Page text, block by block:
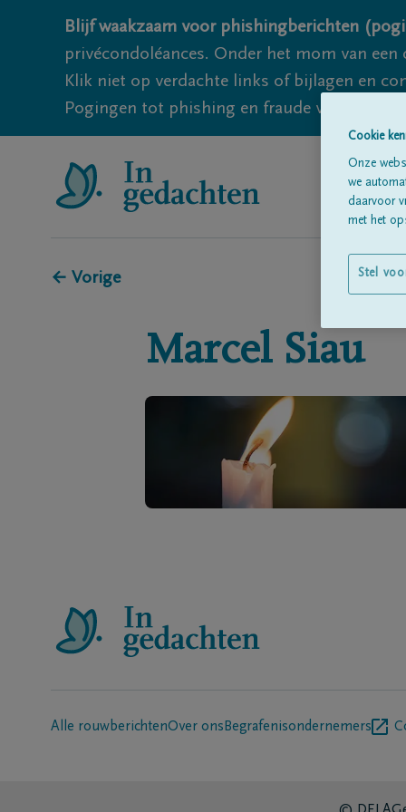
Blijf waakzaam voor phishingberichten
privécondoléances. Onder het mom van
Klik niet op verdachte links of bijlagen en
Pogingen tot phishing en fraude vallen
← Vorige
Marcel Siau
Alle rouwberichtenOver ons Begrafenisondernemers
Cookie
Onze
we
daarvoor
met het
Stel